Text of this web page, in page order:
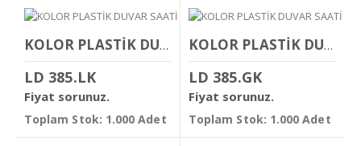
KOLOR PLASTİK DUVAR SAATİ
LD 385.LK
Fiyat sorunuz.
Toplam Stok: 1.000 Adet
KOLOR PLASTİK DUVAR SAATİ
LD 385.GK
Fiyat sorunuz.
Toplam Stok: 1.000 Adet